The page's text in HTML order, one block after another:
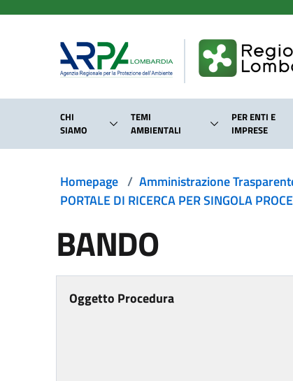
CHI
SIAMO
TEMI
AMBIENTALI
PER ENTI E
IMPRESE
Homepage / Amministrazione
PORTALE DI RICERCA PER SINGOLA
BANDO
Oggetto Procedura